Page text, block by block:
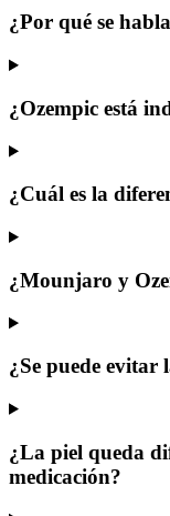
¿Por qué se
¿Ozempic está
¿Cuál es la
¿Mounjaro y
¿Se puede evitar
¿La piel queda
medicación?